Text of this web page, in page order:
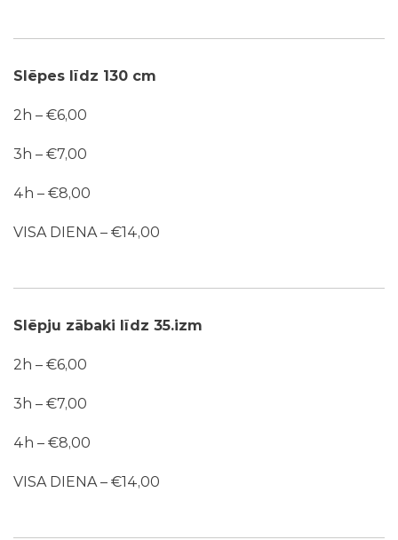
Slēpes līdz 130 cm
2h – €6,00
3h – €7,00
4h – €8,00
VISA DIENA – €14,00
Slēpju zābaki līdz 35.izm
2h – €6,00
3h – €7,00
4h – €8,00
VISA DIENA – €14,00